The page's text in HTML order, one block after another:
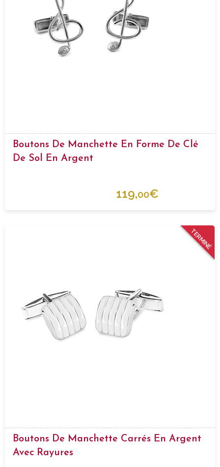
Boutons De Manchette En Forme De Clé
De Sol En Argent
119,00€
TERMINÉ
Boutons De Manchette Carrés En Argent
Avec Rayures